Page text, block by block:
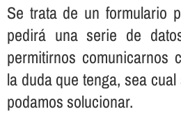
Se trata de un formulario
pedirá una serie de
permitirnos comunicarnos
la duda que tenga, sea
podamos solucionar.